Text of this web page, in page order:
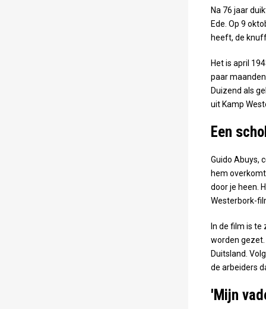
Na 76 jaar
Ede. Op 9
heeft, de
Het is april
paar
Duizend als
uit Kamp
Een
Guido Abuys,
hem
door je heen.
Westerbork-
In de film is
worden
Duitsland.
de arbeiders
'Mijn